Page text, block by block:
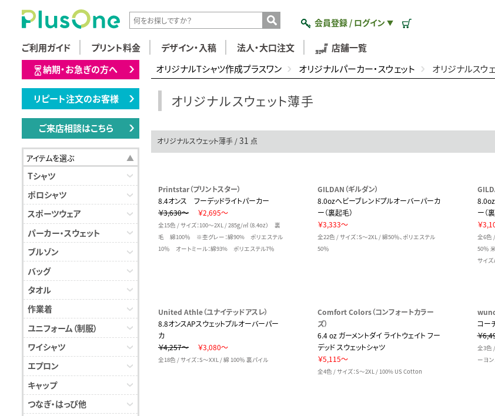
会員登録 / ログイン ▼
ご利用ガイド プリント料金 デザイン・入稿 法人・大口注文
店舗一覧
納期・お急ぎの方へ
リピート注文のお客様
ご来店相談はこちら
アイテムを選ぶ
Tシャツ
ポロシャツ
スポーツウェア
パーカー・スウェット
ブルゾン
バッグ
タオル
作業着
ユニフォーム（制服）
ワイシャツ
エプロン
キャップ
つなぎ・はっぴ他
オリジナルTシャツ作成プラスワン オリジナルパーカー・スウェット オリジナルスウ
オリジナルスウェット薄手
オリジナルスウェット薄手 /31 点
Printstar（プリントスター）
8.4オンス フーデッドライトパーカー
￥3,630～
￥2,695～
全15色 / サイズ：100～2XL / 285g/㎡（8.4oz） 裏
毛 綿100％ ※杢グレー：綿90% ポリエステル
10％ オートミール：綿93% ポリエステル7％
GILDAN（ギルダン）
8.0ozヘビーブレンドプルオーバーパーカ
ー（裏起毛）
￥3,333～
全22色 / サイズ：S～2XL / 綿50％、ポリエステル
50％
ー（
￥
全6色 /
50％
サイズ
United Athle（ユナイテッドアスレ）
8.8オンスAPスウェットプルオーバーパー
カ
￥4,257～
￥3,080～
全18色 / サイズ：S～XXL / 綿 100％ 裏パイル
Comfort Colors（コンフォートカラー
ズ）
6.4 oz ガーメントダイ ライトウェイト フー
デッド スウェットシャツ
￥5,115～
全4色 / サイズ：S～2XL / 100% US Cotton
コー
￥
全3色
ーヨ